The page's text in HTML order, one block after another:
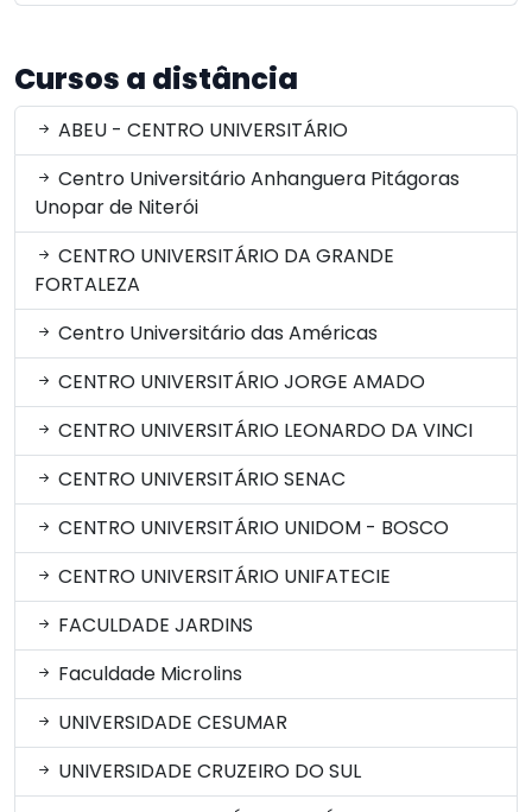
Cursos a distância
ABEU - CENTRO UNIVERSITÁRIO
Centro Universitário Anhanguera Pitágoras
Unopar de Niterói
CENTRO UNIVERSITÁRIO DA GRANDE
FORTALEZA
Centro Universitário das Américas
CENTRO UNIVERSITÁRIO JORGE AMADO
CENTRO UNIVERSITÁRIO LEONARDO DA VINCI
CENTRO UNIVERSITÁRIO SENAC
CENTRO UNIVERSITÁRIO UNIDOM - BOSCO
CENTRO UNIVERSITÁRIO UNIFATECIE
FACULDADE JARDINS
Faculdade Microlins
UNIVERSIDADE CESUMAR
UNIVERSIDADE CRUZEIRO DO SUL